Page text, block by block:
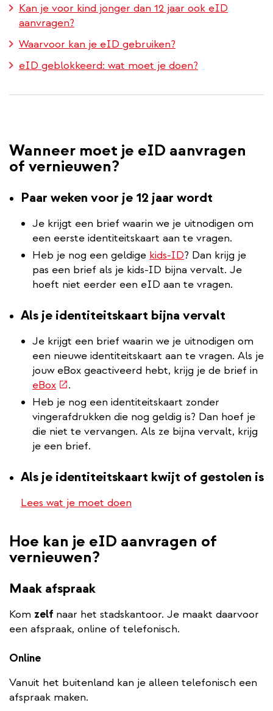
Kan je voor kind jonger dan 12 jaar ook eID
aanvragen?
Waarvoor kan je eID gebruiken?
eID geblokkeerd: wat moet je doen?
Wanneer moet je eID aanvragen
of vernieuwen?
Paar weken voor je 12 jaar wordt
Je krijgt een brief waarin we je uitnodigen om
een eerste identiteitskaart aan te vragen.
Heb je nog een geldige kids-ID? Dan krijg je
pas een brief als je kids-ID bijna vervalt. Je
hoeft niet eerder een eID aan te vragen.
Als je identiteitskaart bijna vervalt
Je krijgt een brief waarin we je uitnodigen om
een nieuwe identiteitskaart aan te vragen. Als je
jouw eBox geactiveerd hebt, krijg je de brief in
eBox(externe
link)
.
Heb je nog een identiteitskaart zonder
vingerafdrukken die nog geldig is? Dan hoef je
die niet te vervangen. Als ze bijna vervalt, krijg
je een brief.
Als je identiteitskaart kwijt of gestolen is
Lees wat je moet doen
Hoe kan je eID aanvragen of
vernieuwen?
Maak afspraak
Kom zelf naar het stadskantoor. Je maakt daarvoor
een afspraak, online of telefonisch.
Online
Vanuit het buitenland kan je alleen telefonisch een
afspraak maken.